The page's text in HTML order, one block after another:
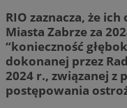
RIO zaznacza, że
Miasta Zabrze za
“konieczność
dokonanej przez
2024 r., związanej z
postępowania